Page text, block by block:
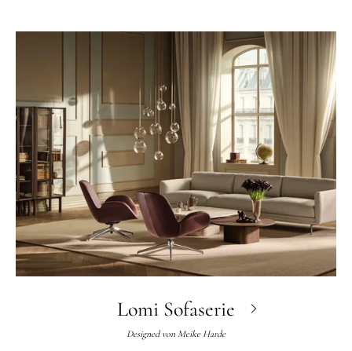
Lomi Sofaserie
Designed von Meike Harde